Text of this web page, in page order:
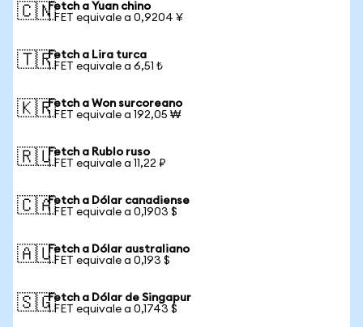
🇨🇳Fetch a Yuan chino
1 FET equivale a 0,9204 ¥
🇹🇷Fetch a Lira turca
1 FET equivale a 6,51 ₺
🇰🇷Fetch a Won surcoreano
1 FET equivale a 192,05 ₩
🇷🇺Fetch a Rublo ruso
1 FET equivale a 11,22 ₽
🇨🇦Fetch a Dólar canadiense
1 FET equivale a 0,1903 $
🇦🇺Fetch a Dólar australiano
1 FET equivale a 0,193 $
🇸🇬Fetch a Dólar de Singapur
1 FET equivale a 0,1743 $